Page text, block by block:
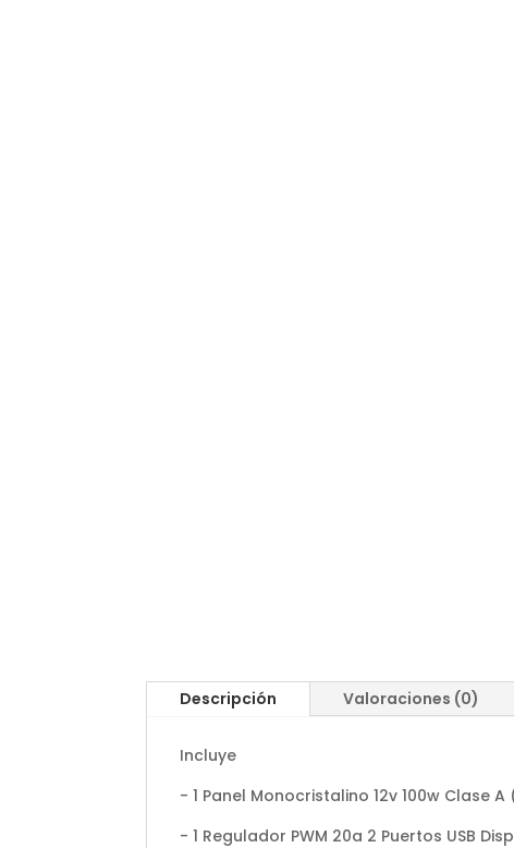
Descripción Valoraciones (0)
Incluye
- 1 Panel Monocristalino 12v 100w Clase
- 1 Regulador PWM 20a 2 Puertos USB